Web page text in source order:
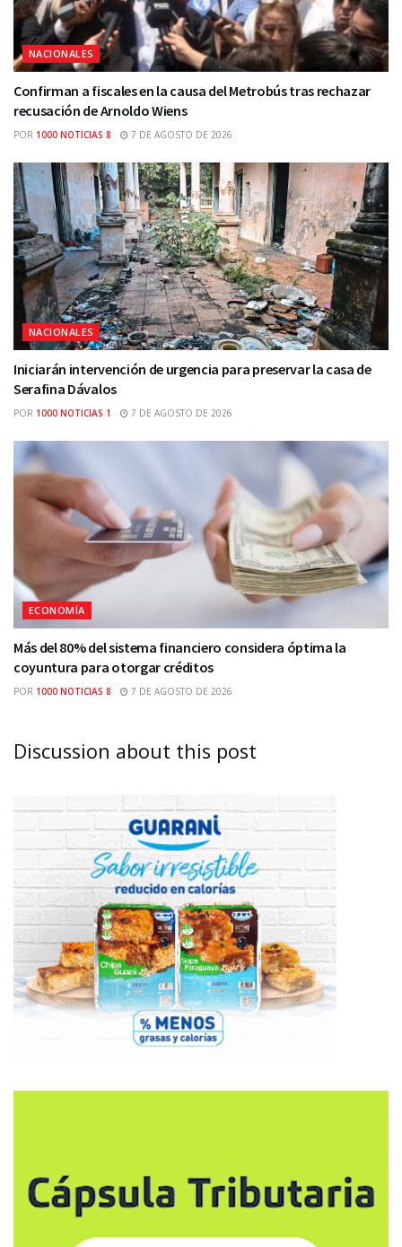
NACIONALES
Confirman a fiscales en la causa del Metrobús tras rechazar
recusación de Arnoldo Wiens
POR 1000 NOTICIAS 8 7 DE AGOSTO DE 2026
NACIONALES
Iniciarán intervención de urgencia para preservar la casa de
Serafina Dávalos
POR 1000 NOTICIAS 1 7 DE AGOSTO DE 2026
ECONOMÍA
Más del 80% del sistema financiero considera óptima la
coyuntura para otorgar créditos
POR 1000 NOTICIAS 8 7 DE AGOSTO DE 2026
Discussion about this post